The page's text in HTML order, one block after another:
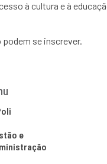
à cultura e à
se inscrever.
e